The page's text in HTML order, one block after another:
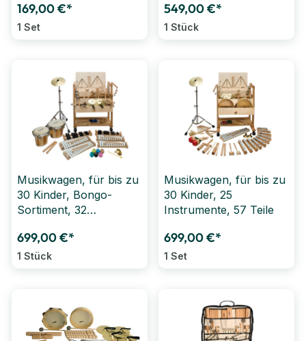
169,00 €*
1 Set
549,00 €*
1 Stück
Musikwagen, für bis zu
30 Kinder, Bongo-
Sortiment, 32
699,00 €*
1 Stück
Musikwagen, für bis zu
30 Kinder, 25
Instrumente, 57 Teile
699,00 €*
1 Set